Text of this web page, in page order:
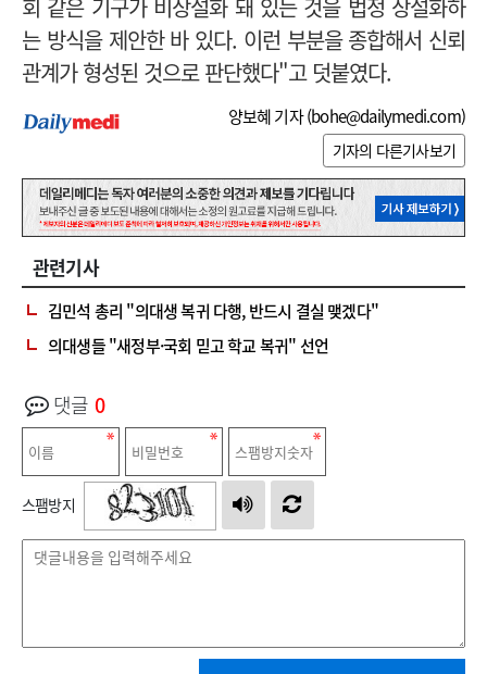
회 같은 기구가 비상설화 돼 있는 것을 법정 상설화하
는 방식을 제안한 바 있다. 이런 부분을 종합해서 신뢰
관계가 형성된 것으로 판단했다"고 덧붙였다.
양보혜 기자 (bohe@dailymedi.com)
기자의 다른기사보기
관련기사
김민석 총리 "의대생 복귀 다행, 반드시 결실 맺겠다"
의대생들 "새정부·국회 믿고 학교 복귀" 선언
댓글 0
스팸방지